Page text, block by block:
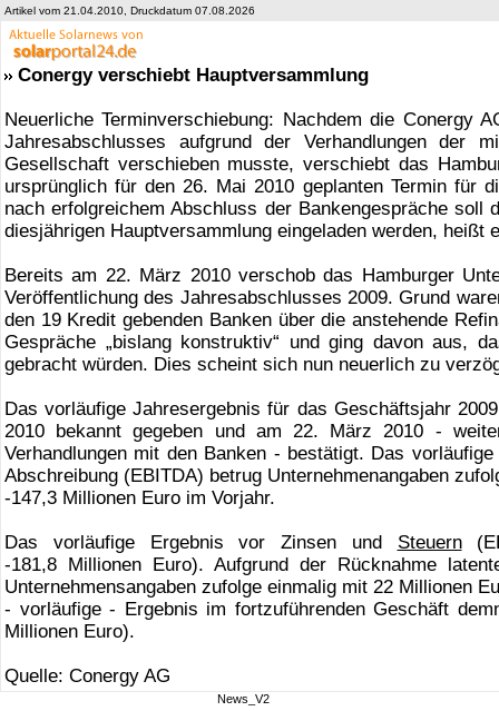
Artikel vom 21.04.2010, Druckdatum 07.08.2026
Conergy verschiebt Hauptversammlung
Neuerliche Terminverschiebung: Nachdem die Conergy
Jahresabschlusses aufgrund der Verhandlungen der
Gesellschaft verschieben musste, verschiebt das
ursprünglich für den 26. Mai 2010 geplanten Termin für
nach erfolgreichem Abschluss der Bankengespräche soll
diesjährigen Hauptversammlung eingeladen werden, heißt
Bereits am 22. März 2010 verschob das Hamburger
Veröffentlichung des Jahresabschlusses 2009. Grund
den 19 Kredit gebenden Banken über die anstehende
Gespräche „bislang konstruktiv“ und ging davon aus,
gebracht würden. Dies scheint sich nun neuerlich zu
Das vorläufige Jahresergebnis für das Geschäftsjahr
2010 bekannt gegeben und am 22. März 2010 -
Verhandlungen mit den Banken - bestätigt. Das
Abschreibung (EBITDA) betrug Unternehmenangaben
-147,3 Millionen Euro im Vorjahr.
Das vorläufige Ergebnis vor Zinsen und Steuern
-181,8 Millionen Euro). Aufgrund der Rücknahme
Unternehmensangaben zufolge einmalig mit 22 Millionen
- vorläufige - Ergebnis im fortzuführenden Geschäft
Millionen Euro).
Quelle: Conergy AG
News_V2